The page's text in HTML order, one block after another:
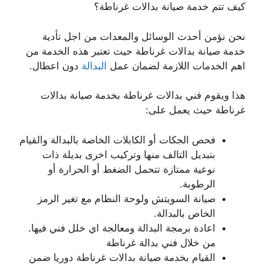
كيف تتم خدمة صيانة بدالات غرناطة؟
نحن نؤمن أحدث الوسائل والمعدات من اجل تأدية
خدمة صيانة بدالات غرناطة حيث تعتبر هذه الخدمة من
اهم الخدمات اللازمة لضمان عمل البدالة دون اعطال.
هذا ويقوم فني بدالات غرناطة بخدمة صيانة بدالات
غرناطة حيث يعمل على:
فحص الجكات أو الكابلات الخاصة بالبدالة والقيام
بتبديل التالف منها وتركيب اخرى بديلة ذات
نوعية ممتازة تتحمل الضغط أو الحرارة أو
الرطوبة.
صيانة السويتش ولوحة النظام مع تغير الرمز
الخاص بالبدالة.
اعادة برمجة البدالة ومعالجة اي خلل فني فيها.
من خلال فني بدالة غرناطة
القيام بخدمة صيانة بدالات غرناطة دوريا ضمن